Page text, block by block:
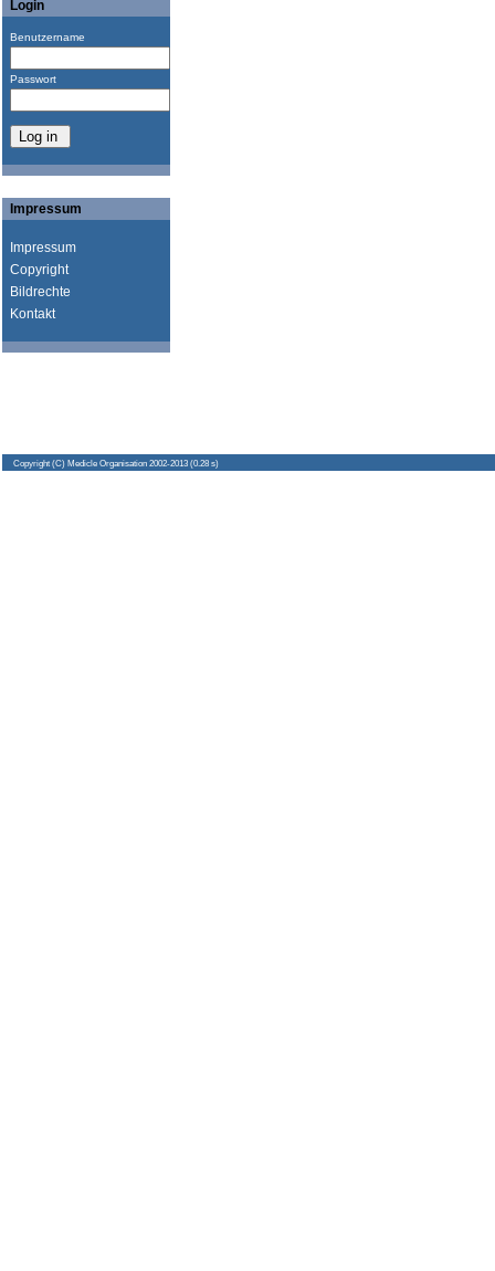
Login
Benutzername
Passwort
Impressum
Impressum
Copyright
Bildrechte
Kontakt
Copyright (C) Medicle Organisation 2002-2013 (0.28 s)